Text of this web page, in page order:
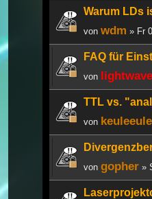
Warum LDs
von wdm » Fr
FAQ für
von lightwave
TTL vs.
von keuleeule
von gopher »